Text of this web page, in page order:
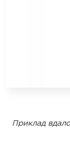
Приклад